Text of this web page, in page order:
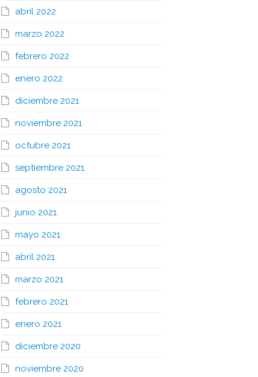
abril 2022
marzo 2022
febrero 2022
enero 2022
diciembre 2021
noviembre 2021
octubre 2021
septiembre 2021
agosto 2021
junio 2021
mayo 2021
abril 2021
marzo 2021
febrero 2021
enero 2021
diciembre 2020
noviembre 2020